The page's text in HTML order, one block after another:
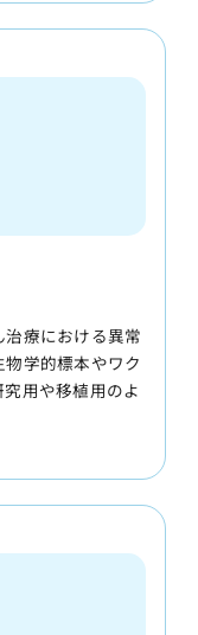
療における異常
学的標本やワク
用や移植用のよ